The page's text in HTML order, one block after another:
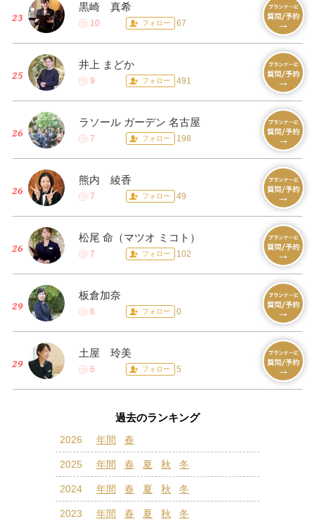
黒崎 真希
10 フォロー 67
井上 まどか
9 フォロー 491
ラソール ガーデン 名古屋
7 フォロー 198
熊内 綾香
7 フォロー 49
松尾 命（マツオ ミコト）
7 フォロー 102
板倉加奈
6 フォロー 0
土屋 玲美
6 フォロー 5
過去のランキング
2026 年間 春
2025 年間 春 夏 秋 冬
2024 年間 春 夏 秋 冬
2023 年間 春 夏 秋 冬